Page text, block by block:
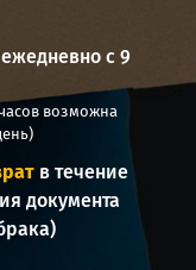
с 9
возможна
в течение
документа